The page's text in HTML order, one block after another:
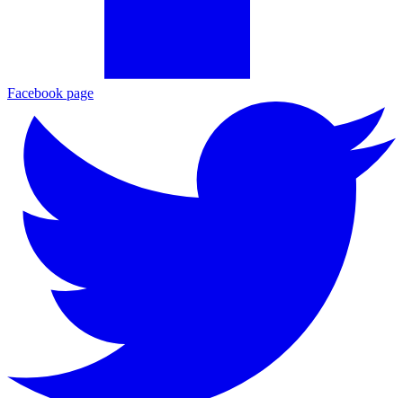
Facebook page